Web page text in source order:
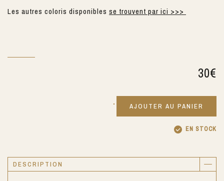
Les autres coloris disponibles se trouvent par ici >>>
30€
AJOUTER AU PANIER
EN STOCK
DESCRIPTION